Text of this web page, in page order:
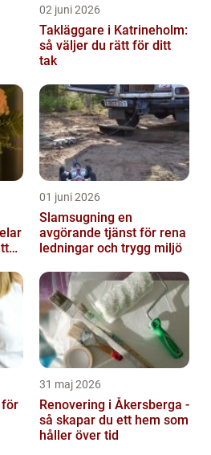
02 juni 2026
Takläggare i Katrineholm:
så väljer du rätt för ditt
tak
01 juni 2026
Slamsugning en
avgörande tjänst för rena
ledningar och trygg miljö
31 maj 2026
Renovering i Åkersberga -
så skapar du ett hem som
håller över tid